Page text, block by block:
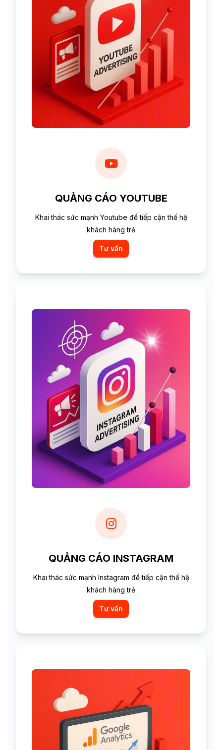
QUẢNG CÁO YOUTUBE
Khai thác sức mạnh Youtube để tiếp cận thế hệ
khách hàng trẻ
Tư vấn
QUẢNG CÁO INSTAGRAM
Khai thác sức mạnh Instagram để tiếp cận thế hệ
khách hàng trẻ
Tư vấn